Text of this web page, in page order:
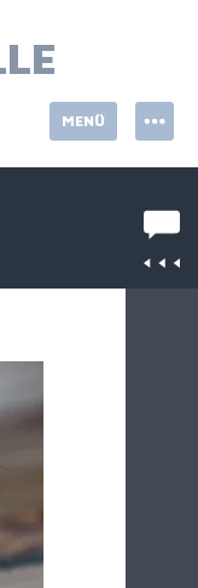
MENÜ